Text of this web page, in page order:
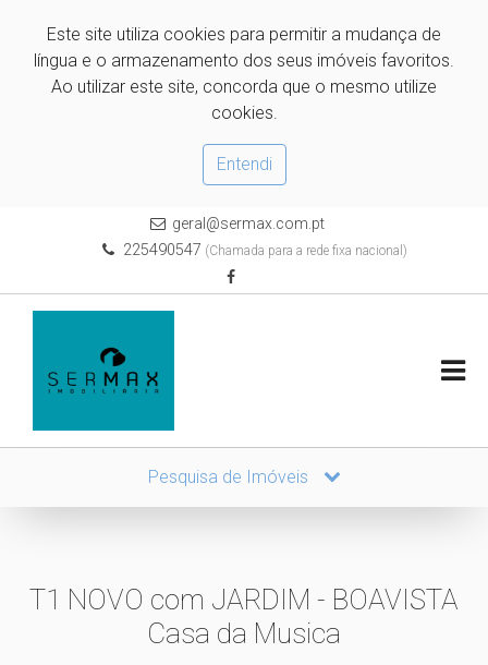
Este site utiliza cookies para permitir a mudança de
língua e o armazenamento dos seus imóveis favoritos.
Ao utilizar este site, concorda que o mesmo utilize
cookies.
Entendi
geral@sermax.com.pt
225490547 (Chamada para a rede fixa nacional)
Pesquisa de Imóveis
T1 NOVO com JARDIM - BOAVISTA
Casa da Musica